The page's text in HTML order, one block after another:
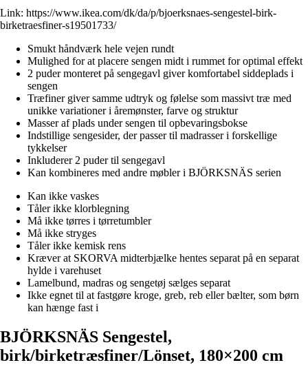
Link: https://www.ikea.com/dk/da/p/bjoerksnaes-sengestel-birk-
birketraesfiner-s19501733/
Smukt håndværk hele vejen rundt
Mulighed for at placere sengen midt i rummet for optimal effekt
2 puder monteret på sengegavl giver komfortabel siddeplads i
sengen
Træfiner giver samme udtryk og følelse som massivt træ med
unikke variationer i åremønster, farve og struktur
Masser af plads under sengen til opbevaringsbokse
Indstillige sengesider, der passer til madrasser i forskellige
tykkelser
Inkluderer 2 puder til sengegavl
Kan kombineres med andre møbler i BJÖRKSNÄS serien
Kan ikke vaskes
Tåler ikke klorblegning
Må ikke tørres i tørretumbler
Må ikke stryges
Tåler ikke kemisk rens
Kræver at SKORVA midterbjælke hentes separat på en separat
hylde i varehuset
Lamelbund, madras og sengetøj sælges separat
Ikke egnet til at fastgøre kroge, greb, reb eller bælter, som børn
kan hænge fast i
BJÖRKSNÄS Sengestel,
birk/birketræsfiner/Lönset, 180×200 cm